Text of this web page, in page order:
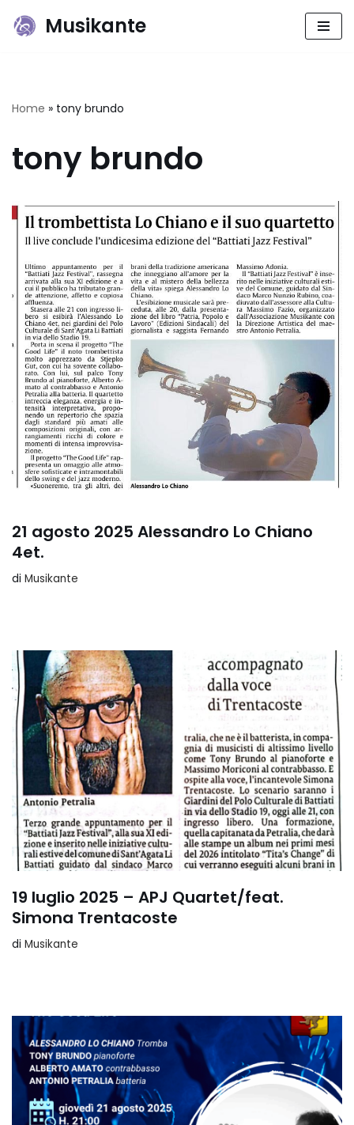
Musikante
Home » tony brundo
tony brundo
21 agosto 2025 Alessandro Lo Chiano
4et.
di Musikante
19 luglio 2025 – APJ Quartet/feat.
Simona Trentacoste
di Musikante